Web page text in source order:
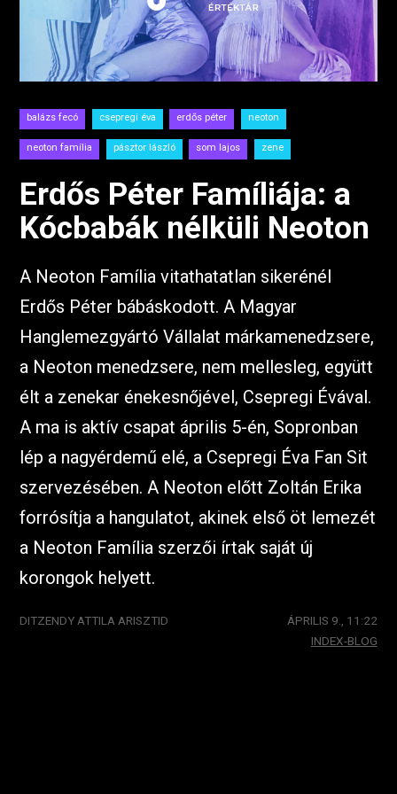
balázs fecó csepregi éva erdős péter neoton
neoton família pásztor lászló som lajos zene
Erdős Péter Famíliája: a
Kócbabák nélküli Neoton
A Neoton Família vitathatatlan sikerénél
Erdős Péter bábáskodott. A Magyar
Hanglemezgyártó Vállalat márkamenedzsere,
a Neoton menedzsere, nem mellesleg, együtt
élt a zenekar énekesnőjével, Csepregi Évával.
A ma is aktív csapat április 5-én, Sopronban
lép a nagyérdemű elé, a Csepregi Éva Fan Sit
szervezésében. A Neoton előtt Zoltán Erika
forrósítja a hangulatot, akinek első öt lemezét
a Neoton Família szerzői írtak saját új
korongok helyett.
DITZENDY ATTILA ARISZTID
ÁPRILIS 9., 11:22
INDEX-BLOG